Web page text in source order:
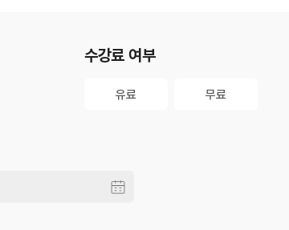
수강료 여부
유료 무료